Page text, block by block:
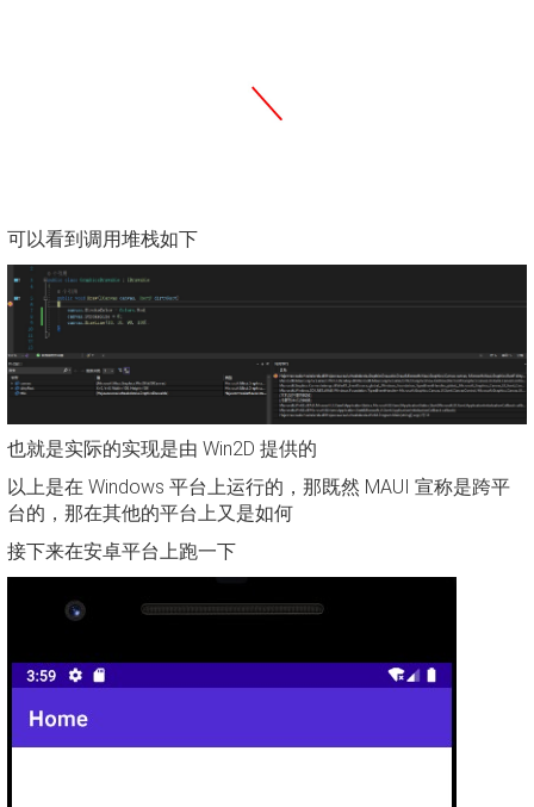
可以看到调用堆栈如下
也就是实际的实现是由 Win2D 提供的
以上是在 Windows 平台上运行的，那既然 MAUI 宣称是跨平
台的，那在其他的平台上又是如何
接下来在安卓平台上跑一下